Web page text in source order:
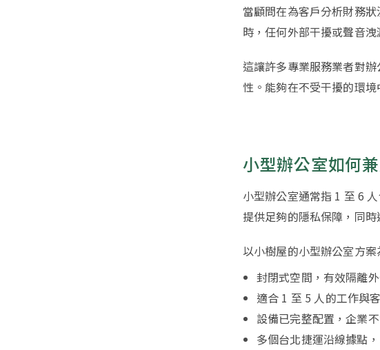
當顧問在為客戶分析財務
時，任何外部干擾或聲音
這讓許多專業服務業者對
性。能夠在不受干擾的環
小型辦公室如何
小型辦公室通常指 1 至 6
提供足夠的隱私保障，同
以小樹屋的小型辦公室方
封閉式空間，有效隔離
適合 1 至 5 人的工作與
設備已完整配置，企業
多個台北捷運沿線據點